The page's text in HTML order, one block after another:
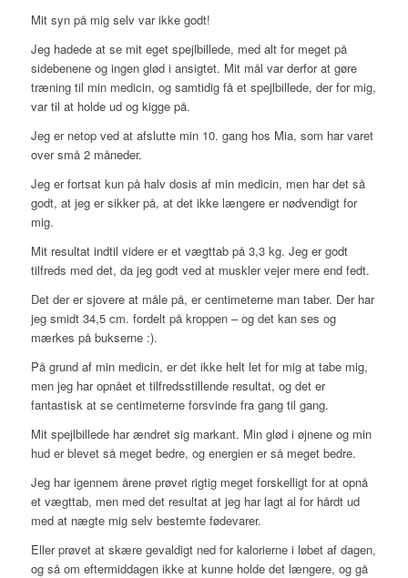
Mit syn på mig selv var ikke godt!
Jeg hadede at se mit eget spejlbillede, med alt for meget på
sidebenene og ingen glød i ansigtet. Mit mål var derfor at gøre
træning til min medicin, og samtidig få et spejlbillede, der for mig,
var til at holde ud og kigge på.
Jeg er netop ved at afslutte min 10. gang hos Mia, som har varet
over små 2 måneder.
Jeg er fortsat kun på halv dosis af min medicin, men har det så
godt, at jeg er sikker på, at det ikke længere er nødvendigt for
mig.
Mit resultat indtil videre er et vægttab på 3,3 kg. Jeg er godt
tilfreds med det, da jeg godt ved at muskler vejer mere end fedt.
Det der er sjovere at måle på, er centimeterne man taber. Der har
jeg smidt 34,5 cm. fordelt på kroppen – og det kan ses og
mærkes på bukserne :).
På grund af min medicin, er det ikke helt let for mig at tabe mig,
men jeg har opnået et tilfredsstillende resultat, og det er
fantastisk at se centimeterne forsvinde fra gang til gang.
Mit spejlbillede har ændret sig markant. Min glød i øjnene og min
hud er blevet så meget bedre, og energien er så meget bedre.
Jeg har igennem årene prøvet rigtig meget forskelligt for at opnå
et vægttab, men med det resultat at jeg har lagt al for hårdt ud
med at nægte mig selv bestemte fødevarer.
Eller prøvet at skære gevaldigt ned for kalorierne i løbet af dagen,
og så om eftermiddagen ikke at kunne holde det længere, og gå